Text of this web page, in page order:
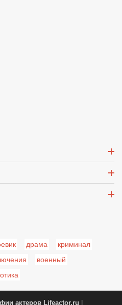
драма
криминал
военный
актеров Lifeactor.ru